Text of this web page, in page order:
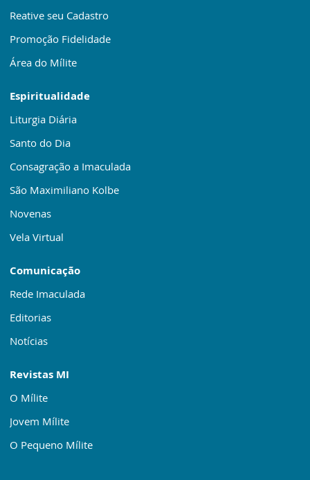
Reative seu Cadastro
Promoção Fidelidade
Área do Mílite
Espiritualidade
Liturgia Diária
Santo do Dia
Consagração a Imaculada
São Maximiliano Kolbe
Novenas
Vela Virtual
Comunicação
Rede Imaculada
Editorias
Notícias
Revistas MI
O Mílite
Jovem Mílite
O Pequeno Mílite